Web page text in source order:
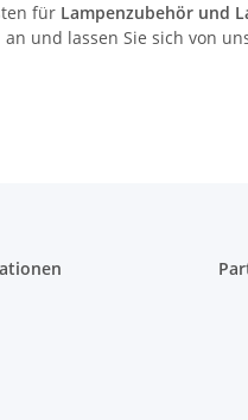
für Lampenzubehör und
an und lassen Sie sich von